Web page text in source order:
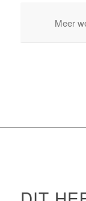
Meer